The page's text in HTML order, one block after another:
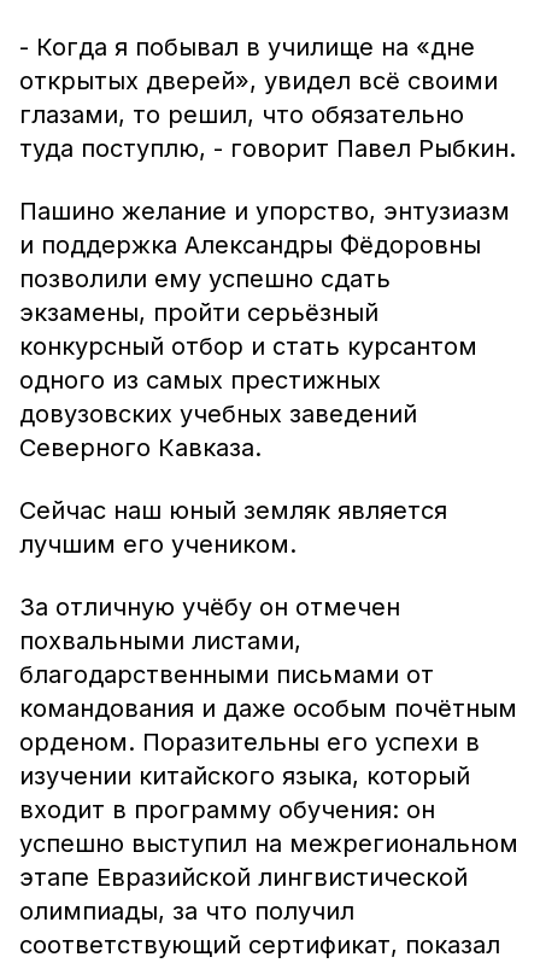
- Когда я побывал в училище на «дне
открытых дверей», увидел всё своими
глазами, то решил, что обязательно
туда поступлю, - говорит Павел Рыбкин.
Пашино желание и упорство, энтузиазм
и поддержка Александры Фёдоровны
позволили ему успешно сдать
экзамены, пройти серьёзный
конкурсный отбор и стать курсантом
одного из самых престижных
довузовских учебных заведений
Северного Кавказа.
Сейчас наш юный земляк является
лучшим его учеником.
За отличную учёбу он отмечен
похвальными листами,
благодарственными письмами от
командования и даже особым почётным
орденом. Поразительны его успехи в
изучении китайского языка, который
входит в программу обучения: он
успешно выступил на межрегиональном
этапе Евразийской лингвистической
олимпиады, за что получил
соответствующий сертификат, показал